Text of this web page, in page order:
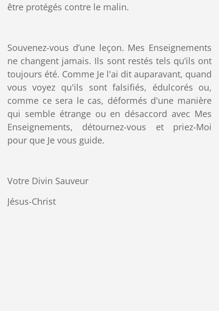
être protégés contre le malin.
Souvenez-vous d’une leçon. Mes Enseignements
ne changent jamais. Ils sont restés tels qu’ils ont
toujours été. Comme Je l'ai dit auparavant, quand
vous voyez qu'ils sont falsifiés, édulcorés ou,
comme ce sera le cas, déformés d'une manière
qui semble étrange ou en désaccord avec Mes
Enseignements, détournez-vous et priez-Moi
pour que Je vous guide.
Votre Divin Sauveur
Jésus-Christ